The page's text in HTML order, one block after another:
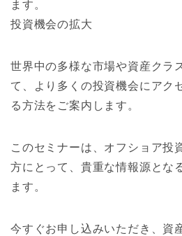
ます。
投資機会の拡大
世界中の多様な市場や資産クラ
て、より多くの投資機会にアク
る方法をご案内します。
このセミナーは、オフショア投
方にとって、貴重な情報源とな
ます。
今すぐお申し込みいただき、資